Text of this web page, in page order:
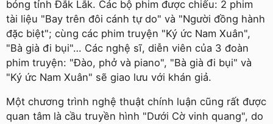
bóng tỉnh Ðắk Lắk. Các bộ phim được chiếu: 2 phim
tài liệu "Bay trên đôi cánh tự do" và "Người đồng hành
đặc biệt"; cùng các phim truyện "Ký ức Nam Xuân",
"Bà già đi bụi"… Các nghệ sĩ, diễn viên của 3 đoàn
phim truyện: "Ðào, phở và piano", "Bà già đi bụi" và
"Ký ức Nam Xuân" sẽ giao lưu với khán giả.
Một chương trình nghệ thuật chính luận cũng rất được
quan tâm là cầu truyền hình "Dưới Cờ vinh quang", do